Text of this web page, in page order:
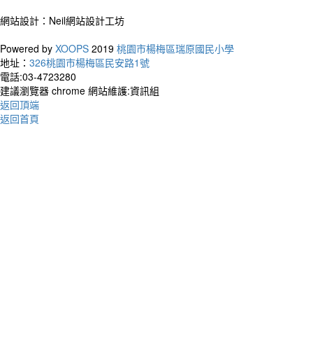
網站設計：Neil網站設計工坊
Powered by XOOPS 2019 桃園市楊梅區瑞原國民小學
地址： 326桃園市楊梅區民安路1號
電話:03-4723280
建議瀏覽器 chrome 網站維護:資訊組
返回頂端
返回首頁